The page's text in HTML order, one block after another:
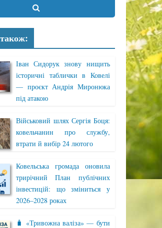
Іван Сидорук знову нищить
історичні таблички в Ковелі
— проєкт Андрія Миронюка
під атакою
Військовий шлях Сергія Боця:
ковельчанин про службу,
втрати й вибір 24 лютого
Ковельська громада оновила
трирічний План публічних
інвестицій: що зміниться у
2026–2028 роках
🧳 «Тривожна валіза» — бути